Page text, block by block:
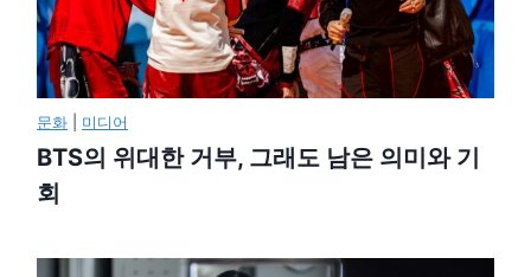
문화 미디어
BTS의 위대한 거부, 그래도 남은 의미와 기
회